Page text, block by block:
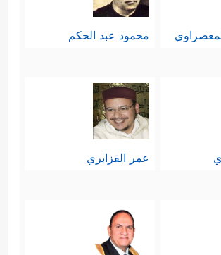
محمود عبد الحكم
عمر القزابري